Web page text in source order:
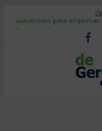
Stablecoins para
Despido silencioso: qué es
IA en selección de
Trabajo forzoso en la
Mercado hispano de EE.